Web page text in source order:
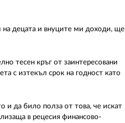
на децата и внуците ми доходи, ще
тесен кръг от заинтересовани
с изтекъл срок на годност като
и да било полза от това, че искат
в рецесия финансово-